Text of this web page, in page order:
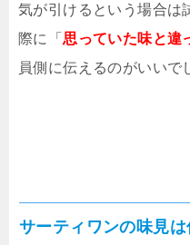
気が引けるという場合は
際に「思っていた味と違
員側に伝えるのがいいで
サーティワンの味見